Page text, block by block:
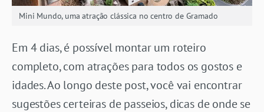
Mini Mundo, uma atração clássica no centro de Gramado
Em 4 dias, é possível montar um roteiro
completo, com atrações para todos os gostos e
idades. Ao longo deste post, você vai encontrar
sugestões certeiras de passeios, dicas de onde se